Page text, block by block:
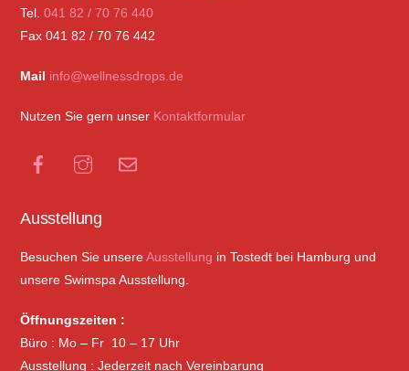
Tel.041 82 / 70 76 440
Fax 041 82 / 70 76 442
Mail info@wellnessdrops.de
Nutzen Sie gern unser Kontaktformular
Facebook
Ausstellung
Besuchen Sie unsereAusstellung in Tostedt bei Hamburg und
unsere Swimspa Ausstellung.
Öffnungszeiten :
Büro : Mo – Fr 10 – 17 Uhr
Ausstellung : Jederzeit nach Vereinbarung